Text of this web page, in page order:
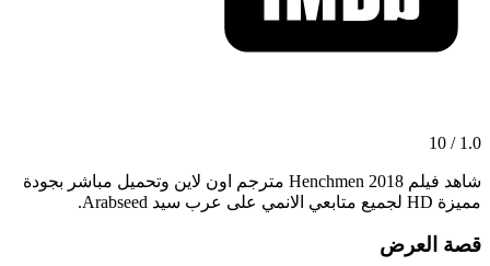
1.0 / 10
شاهد فيلم Henchmen 2018 مترجم اون لاين وتحميل مباشر بجودة
مميزة HD لجميع متابعي الانمي على عرب سيد Arabseed.
قصة العرض